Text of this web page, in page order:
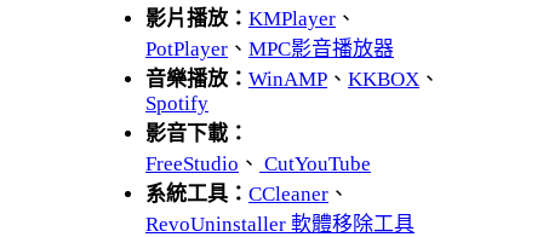
影片播放： KMPlayer 、
PotPlayer 、 MPC影音播放器
音樂播放： WinAMP 、 KKBOX 、
Spotify
影音下載：
FreeStudio 、 CutYouTube
系統工具： CCleaner 、
RevoUninstaller 軟體移除工具